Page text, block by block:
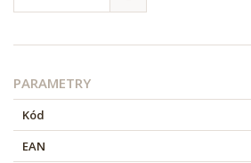
PARAMETRY
Kód
EAN